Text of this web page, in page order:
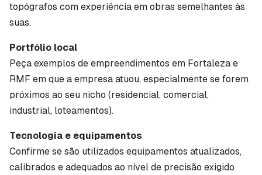
topógrafos com experiência em obras semelhantes às
suas.
Portfólio local
Peça exemplos de empreendimentos em Fortaleza e
RMF em que a empresa atuou, especialmente se forem
próximos ao seu nicho (residencial, comercial,
industrial, loteamentos).
Tecnologia e equipamentos
Confirme se são utilizados equipamentos atualizados,
calibrados e adequados ao nível de precisão exigido